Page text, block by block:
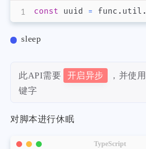
const uuid = func . util .
sleep
此API需要 开启异步 ，并使用
键字
对脚本进行休眠
TypeScript